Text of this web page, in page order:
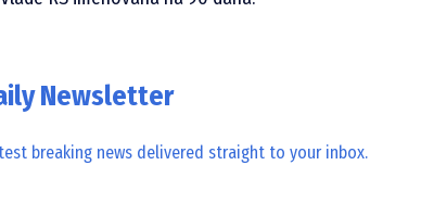
Newsletter
breaking news delivered straight to your inbox.